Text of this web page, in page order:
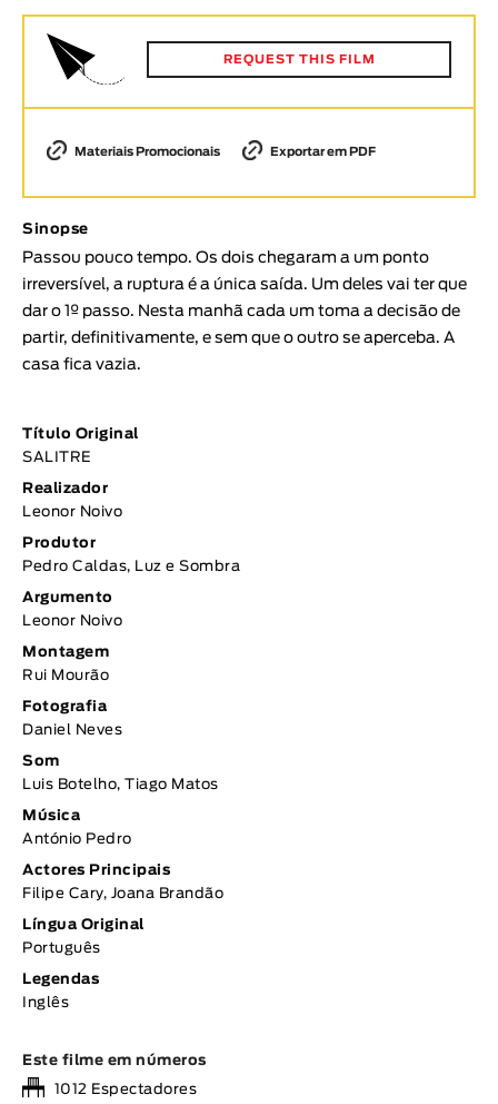
Animar
DURAÇÃO
Ficção
Animação
Experimental
Documentário
TÓPICOS
REQUEST THIS FILM
Materiais Promocionais Exportar em PDF
Sinopse
Passou pouco tempo. Os dois chegaram a um ponto
irreversível, a ruptura é a única saída. Um deles vai ter que
dar o 1º passo. Nesta manhã cada um toma a decisão de
partir, definitivamente, e sem que o outro se aperceba. A
casa fica vazia.
Título Original
SALITRE
Realizador
Leonor Noivo
Produtor
Pedro Caldas, Luz e Sombra
Argumento
Leonor Noivo
Montagem
Rui Mourão
Fotografia
Daniel Neves
Som
Luis Botelho, Tiago Matos
Música
António Pedro
Actores Principais
Filipe Cary, Joana Brandão
Língua Original
Português
Legendas
Inglês
Este filme em números
1012 Espectadores